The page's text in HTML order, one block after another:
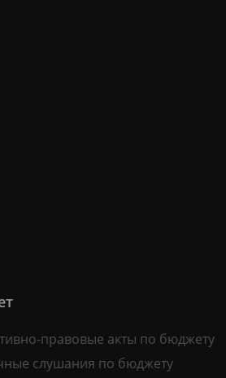
правовые акты по бюджету
слушания по бюджету